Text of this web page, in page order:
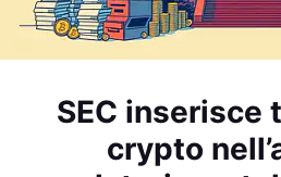
SEC inserisce
crypto